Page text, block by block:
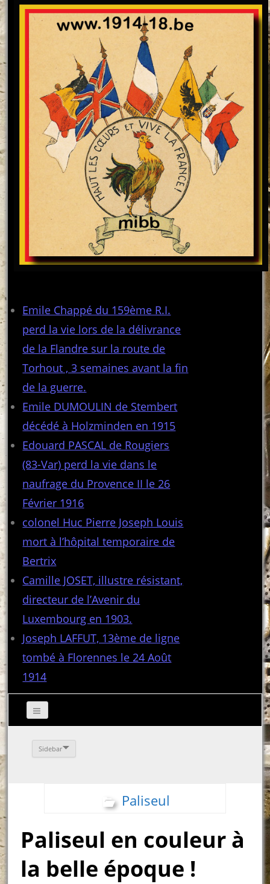
Emile Chappé du 159ème R.I.
perd la vie lors de la délivrance
de la Flandre sur la route de
Torhout , 3 semaines avant la fin
de la guerre.
Emile DUMOULIN de Stembert
décédé à Holzminden en 1915
Edouard PASCAL de Rougiers
(83-Var) perd la vie dans le
naufrage du Provence II le 26
Février 1916
colonel Huc Pierre Joseph Louis
mort à l’hôpital temporaire de
Bertrix
Camille JOSET, illustre résistant,
directeur de l’Avenir du
Luxembourg en 1903.
Joseph LAFFUT, 13ème de ligne
tombé à Florennes le 24 Août
1914
Sidebar
Paliseul
Paliseul en couleur à
la belle époque !